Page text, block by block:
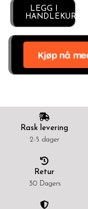
LEGG I
HANDLEKURV
Rask levering
2-5 dager
Retur
30 Dagers